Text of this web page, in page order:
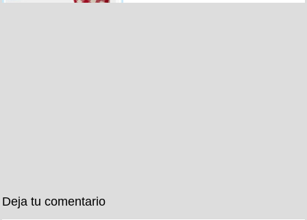
Deja tu comentario